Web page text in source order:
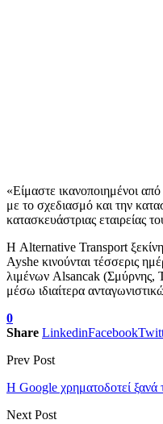
«Είμαστε ικανοποιημένοι
με το σχεδιασμό και την
κατασκευάστριας εταιρείας
Η Alternative Transport
Ayshe κινούνται τέσσερις
λιμένων Alsancak (Σμύρνης,
μέσω ιδιαίτερα
0
Share LinkedinFacebook
Prev Post
H Google χρηματοδοτεί
Next Post